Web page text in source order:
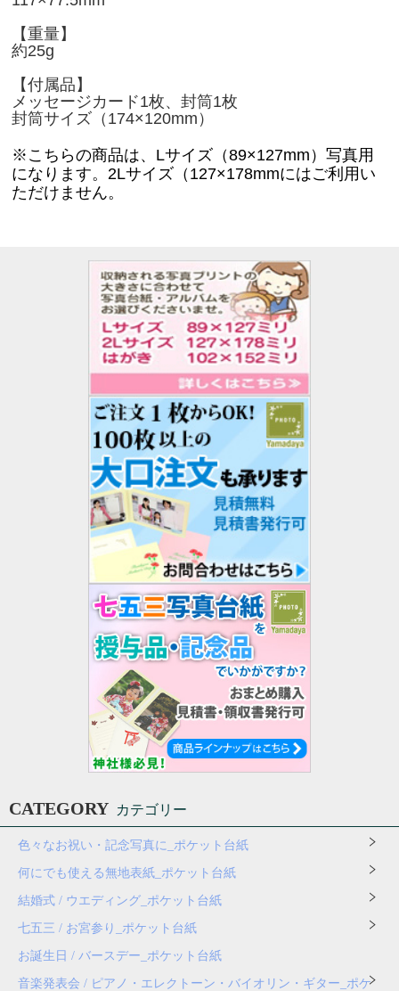
【重量】
約25g
【付属品】
メッセージカード1枚、封筒1枚
封筒サイズ（174×120mm）
※こちらの商品は、 Lサイズ（89×127mm）写真用
になります。 2Lサイズ（127×178mmにはご利用い
ただけません。
CATEGORY カテゴリー
色々なお祝い・記念写真に_ポケット台紙
何にでも使える無地表紙_ポケット台紙
結婚式 / ウエディング_ポケット台紙
七五三 / お宮参り_ポケット台紙
お誕生日 / バースデー_ポケット台紙
音楽発表会 / ピアノ・エレクトーン・バイオリン・ギター_ポケ